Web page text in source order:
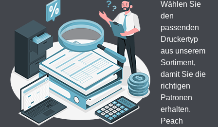
Wählen Sie
den
passenden
Druckertyp
aus unserem
Sortiment,
damit Sie die
richtigen
Patronen
erhalten.
Peach